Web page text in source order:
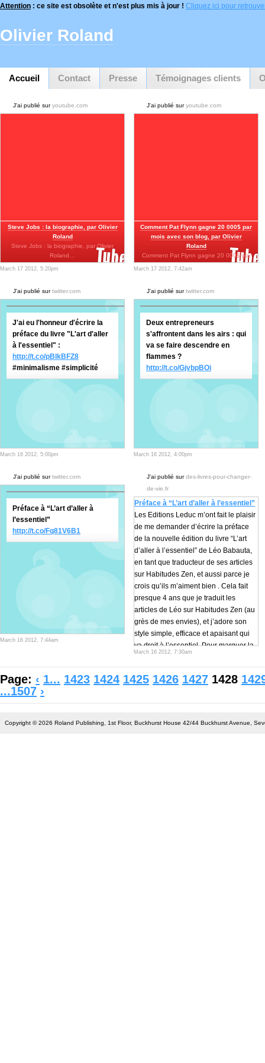
Attention : ce site est obsolète et n'est plus mis à jour ! Cliquez ici pour
Accueil Contact Presse Témoignages clients
Olivier Roland
J'ai publié suryoutube.com
Steve Jobs : la biographie, par Olivier
Roland
Steve Jobs : la biographie, par Olivier
Roland…
March 17 2012, 5:20pm
J'ai publié suryoutube.com
Comment Pat Flynn gagne 20 000$ par
mois avec son blog, par Olivier
Roland
Comment Pat Flynn gagne 20 000$ par
mois…
March 17 2012, 7:42am
J'ai publié surtwitter.com
J'ai eu l'honneur d'écrire la
préface du livre "L'art d'aller
à l'essentiel" :
http://t.co/pBIkBFZ8
#minimalisme #simplicité
March 16 2012, 5:00pm
J'ai publié surtwitter.com
Deux entrepreneurs
s'affrontent dans les airs : qui
va se faire descendre en
flammes ?
http://t.co/GjvbpBOi
March 16 2012, 4:00pm
J'ai publié surtwitter.com
Préface à “L’art d’aller à
l’essentiel”
http://t.co/Fq81V6B1
March 16 2012, 7:44am
J'ai publié surdes-livres-pour-changer-
de-vie.fr
Préface à “L’art d’aller à l’essentiel”
Les Editions Leduc m’ont fait le plaisir
de me demander d’écrire la préface
de la nouvelle édition du livre “L’art
d’aller à l’essentiel” de Léo Babauta,
en tant que traducteur de ses articles
sur Habitudes Zen, et aussi parce je
crois qu’ils m’aiment bien . Cela fait
presque 4 ans que je traduit les
articles de Léo sur Habitudes Zen (au
grès de mes envies), et j’adore son
style simple, efficace et apaisant qui
va droit à l’essentiel. Pour marquer la
vous livre en exclusivité mondiale
(n’ayons pas peur des mots) ma
minimalisme, et les dangers du choix
March 16 2012, 7:30am
Page: ‹ 1... 1423 1424 1425 1426 1427 1428
...1507 ›
Copyright © 2026 Roland Publishing, 1st Floor, Buckhurst House 42/44 Buckhurst Avenue,